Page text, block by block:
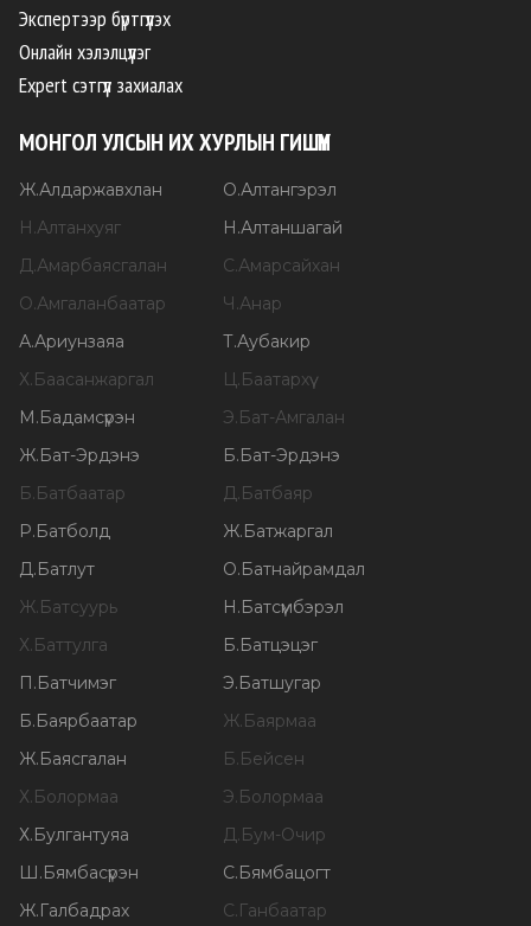
Экспертээр бүртгүүлэх
Онлайн хэлэлцүүлэг
Expert сэтгүүл захиалах
МОНГОЛ УЛСЫН ИХ ХУРЛЫН ГИШҮҮН
Ж.Алдаржавхлан О.Алтангэрэл
Н.Алтанхуяг Н.Алтаншагай
Д.Амарбаясгалан С.Амарсайхан
О.Амгаланбаатар Ч.Анар
А.Ариунзаяа Т.Аубакир
Х.Баасанжаргал Ц.Баатархүү
М.Бадамсүрэн Э.Бат-Амгалан
Ж.Бат-Эрдэнэ Б.Бат-Эрдэнэ
Б.Батбаатар Д.Батбаяр
Р.Батболд Ж.Батжаргал
Д.Батлут О.Батнайрамдал
Ж.Батсуурь Н.Батсүмбэрэл
Х.Баттулга Б.Батцэцэг
П.Батчимэг Э.Батшугар
Б.Баярбаатар Ж.Баярмаа
Ж.Баясгалан Б.Бейсен
Х.Болормаа Э.Болормаа
Х.Булгантуяа Д.Бум-Очир
Ш.Бямбасүрэн С.Бямбацогт
Ж.Галбадрах С.Ганбаатар